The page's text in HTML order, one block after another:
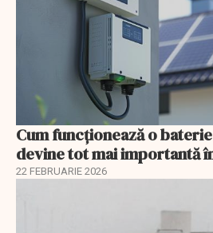
Cum funcționează o
devine tot mai importantă
22 FEBRUARIE 2026